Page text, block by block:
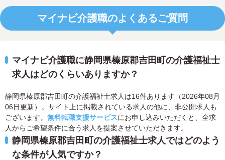
マイナビ介護職のよくあるご質問
マイナビ介護職に静岡県榛原郡吉田町の介護福祉士
求人はどのくらいありますか？
静岡県榛原郡吉田町の介護福祉士求人は16件あります（2026年08月
06日更新）。サイト上に掲載されている求人の他に、非公開求人も
ございます。 無料転職支援サービスにお申し込みいただくと、全求
人からご希望条件に合う求人を提案させていただきます。
静岡県榛原郡吉田町の介護福祉士求人ではどのよう
な条件が人気ですか？